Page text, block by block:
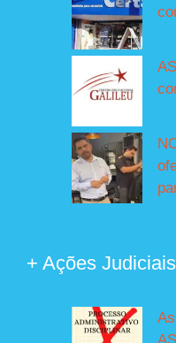
+ Ações Judiciais